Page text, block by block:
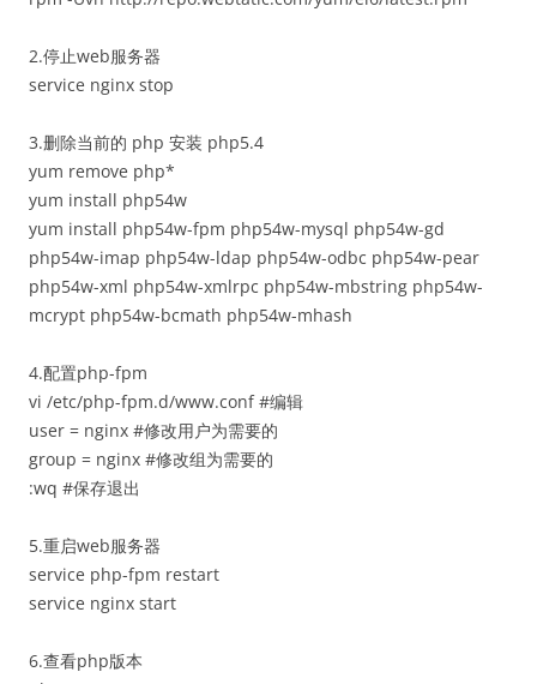
2.停止web服务器
service nginx stop
3.删除当前的 php 安装 php5.4
yum remove php*
yum install php54w
yum install php54w-fpm php54w-mysql php54w-gd
php54w-imap php54w-ldap php54w-odbc php54w-pear
php54w-xml php54w-xmlrpc php54w-mbstring php54w-
mcrypt php54w-bcmath php54w-mhash
4.配置php-fpm
vi /etc/php-fpm.d/www.conf #编辑
user = nginx #修改用户为需要的
group = nginx #修改组为需要的
:wq #保存退出
5.重启web服务器
service php-fpm restart
service nginx start
6.查看php版本